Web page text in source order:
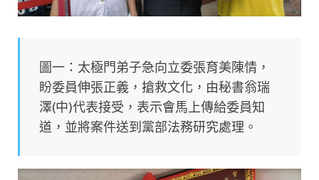
圖一：太極門弟子急向立委張育美陳情，
盼委員伸張正義，搶救文化，由秘書翁瑞
澤(中)代表接受，表示會馬上傳給委員知
道，並將案件送到黨部法務研究處理。